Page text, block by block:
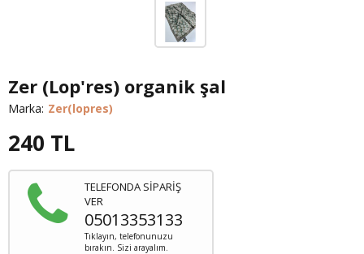
Zer (Lop'res) organik şal
Marka: Zer(lopres)
240 TL
TELEFONDA SİPARİŞ
VER
05013353133
Tıklayın, telefonunuzu
bırakın. Sizi arayalım.